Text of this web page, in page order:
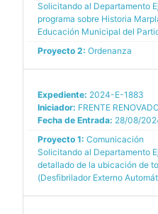
Solicitando al Departamento
programa sobre Historia
Educación Municipal del
Proyecto 2: Ordenanza
Expediente: 2024-E-1883
Iniciador: FRENTE
Fecha de Entrada: 28/08/
Proyecto 1: Comunicación
Solicitando al Departamento
detallado de la ubicación de
(Desfibrilador Externo